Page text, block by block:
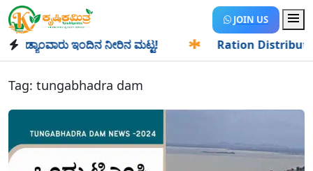
JOIN US
ಇಂದಿನ ನೀರಿನ ಮಟ್ಟ! Ration Distribution-
Tag: tungabhadra dam